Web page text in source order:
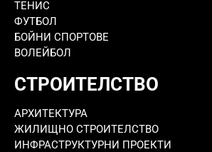
ТЕНИС
ФУТБОЛ
БОЙНИ СПОРТОВЕ
ВОЛЕЙБОЛ
СТРОИТЕЛСТВО
АРХИТЕКТУРА
ЖИЛИЩНО СТРОИТЕЛСТВО
ИНФРАСТРУКТУРНИ ПРОЕКТИ